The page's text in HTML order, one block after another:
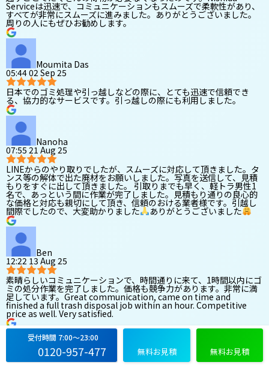
Serviceは迅速で、コミュニケーションもスムーズで柔軟性があり、
すべてが非常にスムーズに進みました。ありがとうございました。
周りの人にもぜひお勧めします。
Moumita Das
05:44 02 Sep 25
日本でのゴミ処理や引っ越しなどの際に、とても迅速で信頼でき
る、協力的なサービスです。引っ越しの際にも利用しました。
Nanoha
07:55 21 Aug 25
LINEからのやり取りでしたが、スムーズに対応して頂きました。タ
ンス等の解体で出た廃材をお願いしました。写真を送信して、見積
もりをすぐに出して頂きました。 引取りまでも早く、軽トラ男性1
名で、あっという間に作業が完了しました。見積もり通りの良心的
な価格と対応も親切にして頂き、信頼のおける業者様です。引越し
間際でしたので、大変助かりました ありがとうございました
Ben
12:22 13 Aug 25
素晴らしいコミュニケーションで、時間通りに来て、1時間以内にゴ
ミの処分作業を完了しました。価格も競争力があります。非常に満
足しています。Great communication, came on time and
finished a full trash disposal job within an hour. Competitive
price as well. Very satisfied.
ニケ
受付時間 7:00〜23:00
0120-957-477 無料お見積 無料お見積